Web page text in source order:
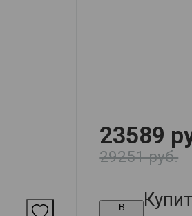
23589
29251 руб.
В